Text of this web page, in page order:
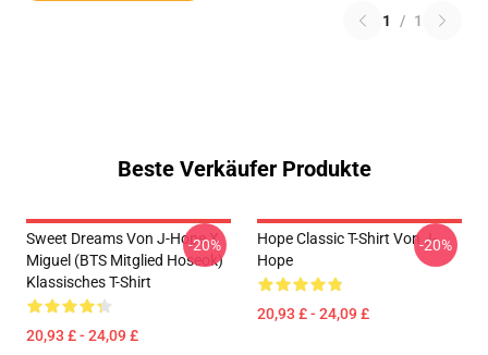
1 / 1
Beste Verkäufer Produkte
Sweet Dreams Von J-Hope X
Miguel (BTS Mitglied Hoseok)
Klassisches T-Shirt
20,93 £ - 24,09 £
-20%
Hope Classic T-Shirt Von J-
Hope
20,93 £ - 24,09 £
-20%